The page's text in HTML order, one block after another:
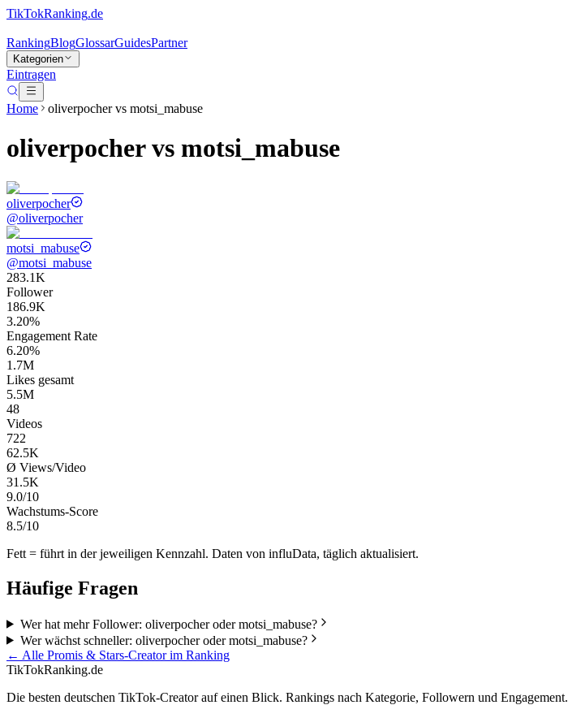
TikTokRanking.de
RankingBlogGlossarGuidesPartner
Kategorien
Eintragen
Home oliverpochervs motsi_mabuse
oliverpochervs motsi_mabuse
oliverpocher
@oliverpocher
motsi_mabuse
@motsi_mabuse
283.1K
Follower
186.9K
3.20%
Engagement Rate
6.20%
1.7M
Likes gesamt
5.5M
48
Videos
722
62.5K
Ø Views/Video
31.5K
9.0/10
Wachstums-Score
8.5/10
Fett = führt in der jeweiligen Kennzahl. Daten von influData, täglich aktualisiert.
Häufige Fragen
Wer hat mehr Follower: oliverpocher oder motsi_mabuse?
Wer wächst schneller: oliverpocher oder motsi_mabuse?
← Alle Promis & Stars-Creator im Ranking
TikTokRanking.de
Die besten deutschen TikTok-Creator auf einen Blick. Rankings nach Kategorie, Followern und Engagement.